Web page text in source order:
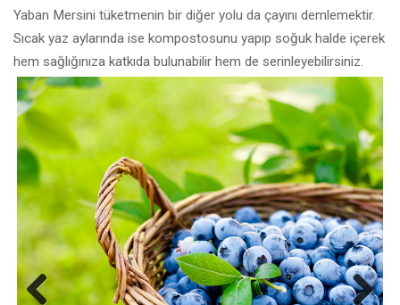
Yaban Mersini tüketmenin bir diğer yolu da çayını demlemektir.
Sıcak yaz aylarında ise kompostosunu yapıp soğuk halde içerek
hem sağlığınıza katkıda bulunabilir hem de serinleyebilirsiniz.